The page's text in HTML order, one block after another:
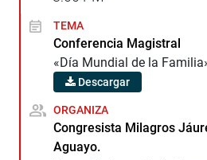
TEMA
Conferencia Magistral
«Día Mundial de la
Descargar
ORGANIZA
Congresista Milagros
Aguayo.